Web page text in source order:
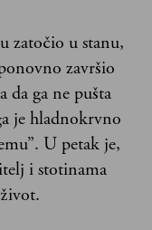
zatočio u stanu,
završio
ga ne pušta
je hladnokrvno
U petak je,
i stotinama